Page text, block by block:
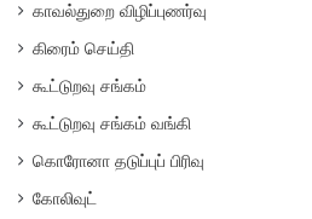
காவல்துறை விழிப்புணர்வு
கிரைம் செய்தி
கூட்டுறவு சங்கம்
கூட்டுறவு சங்கம் வங்கி
கொரோனா தடுப்புப் பிரிவு
கோலிவுட்